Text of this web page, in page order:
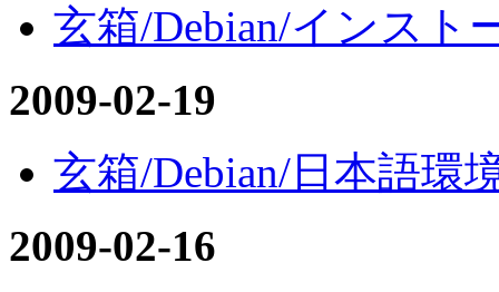
玄箱/Debian/インスト
2009-02-19
玄箱/Debian/日本語環
2009-02-16